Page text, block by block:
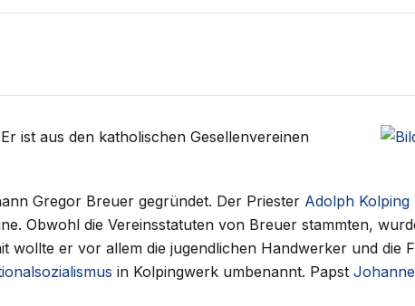
ist aus den katholischen Gesellenvereinen
Gregor Breuer gegründet. Der Priester Adolph Kolping
Obwohl die Vereinsstatuten von Breuer stammten,
er vor allem die jugendlichen Handwerker und die
in Kolpingwerk umbenannt. Papst